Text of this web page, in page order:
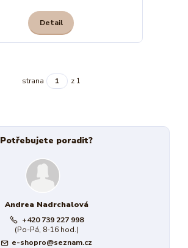
Detail
strana z 1
Potřebujete poradit?
Andrea Nadrchalová
+420 739 227 998
(Po-Pá, 8-16 hod.)
e-shopro@seznam.cz